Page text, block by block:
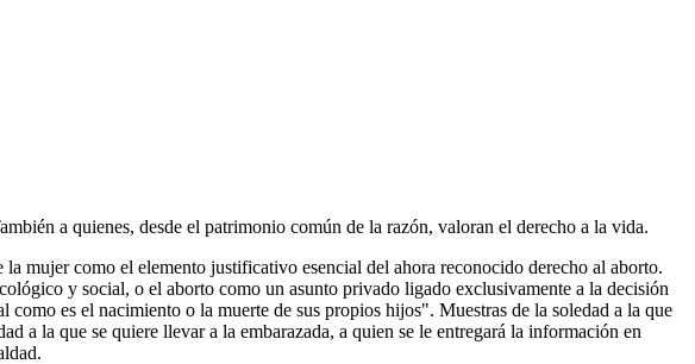
a quienes, desde el patrimonio común de la razón, valoran el derecho a la vida.
mujer como el elemento justificativo esencial del ahora reconocido derecho al aborto.
y social, o el aborto como un asunto privado ligado exclusivamente a la decisión
es el nacimiento o la muerte de sus propios hijos". Muestras de la soledad a la que
a la que se quiere llevar a la embarazada, a quien se le entregará la información en